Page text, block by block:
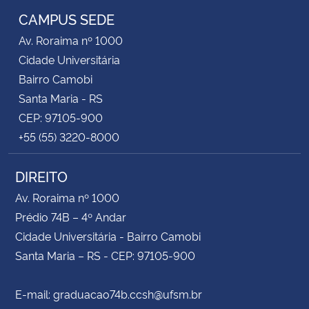
CAMPUS SEDE
Av. Roraima nº 1000
Cidade Universitária
Bairro Camobi
Santa Maria - RS
CEP: 97105-900
+55 (55) 3220-8000
DIREITO
Av. Roraima nº 1000
Prédio 74B – 4º Andar
Cidade Universitária - Bairro Camobi
Santa Maria – RS - CEP: 97105-900
E-mail: graduacao74b.ccsh@ufsm.br